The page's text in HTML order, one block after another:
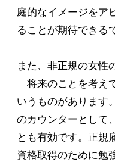
庭的なイメージをア
ることが期待できる
また、非正規の女性
「将来のことを考
いうものがあります
のカウンターとして
とも有効です。正規
資格取得のために勉